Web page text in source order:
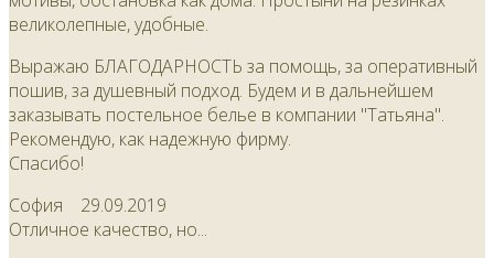
великолепные, удобные.
Выражаю БЛАГОДАРНОСТЬ за помощь, за оперативный
пошив, за душевный подход. Будем и в дальнейшем
заказывать постельное белье в компании "Татьяна".
Рекомендую, как надежную фирму.
Спасибо!
София 29.09.2019
Отличное качество, но...